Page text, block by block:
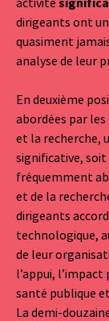
dirigeants ont
quasiment
analyse de leur
En deuxième
abordées par
et la recherche,
significative, soit
fréquemment
et de la
dirigeants
technologique,
de leur
l’appui,
santé publique
La demi-